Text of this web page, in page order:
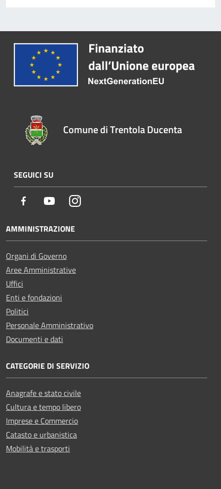
Comune di Trentola Ducenta
SEGUICI SU
Facebook YoutubeInstagram
AMMINISTRAZIONE
Organi di Governo
Aree Amministrative
Uffici
Enti e fondazioni
Politici
Personale Amministrativo
Documenti e dati
CATEGORIE DI SERVIZIO
Anagrafe e stato civile
Cultura e tempo libero
Imprese e Commercio
Catasto e urbanistica
Mobilità e trasporti